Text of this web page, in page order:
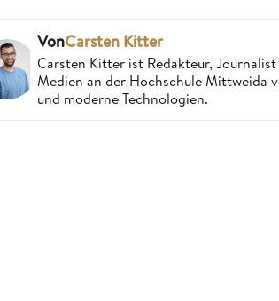
VonCarsten Kitter
Carsten Kitter ist Redakteur,
Medien an der Hochschule Mittweida
und moderne Technologien.